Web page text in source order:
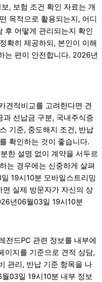
, 보험 조건 확인 자료는 개
목적으로 활용되는지, 어디
후 어떻게 관리되는지 확인
확히 제공하되, 본인이 이해
는 편이 안전합니다. 2026년
견적비교를 고려한다면 견
선납금 구분, 국내주식증
기준, 중도해지 조건, 반납
확인하는 것이 좋습니다.
한 설명 없이 계약을 서두르
는 경우에는 신중하게 살펴
19시10분 모바일스트리밍
실제 방문자가 자신의 상
년06월03일 19시10분
전드PC 관련 정보를 내부에
이지를 기준으로 견적 상담,
관리, 반납 기준 항목을 나
03일 19시10분 내부 정보